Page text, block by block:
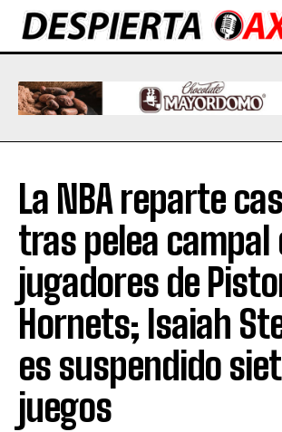
La NBA reparte
tras pelea campal
jugadores de
Hornets; Isaiah
es suspendido
juegos